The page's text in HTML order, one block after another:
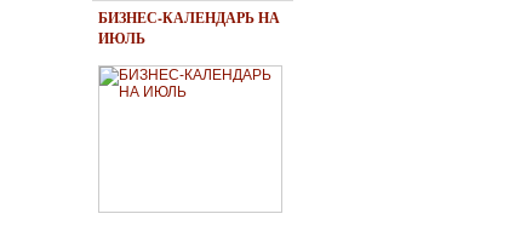
БИЗНЕС-КАЛЕНДАРЬ НА
ИЮЛЬ